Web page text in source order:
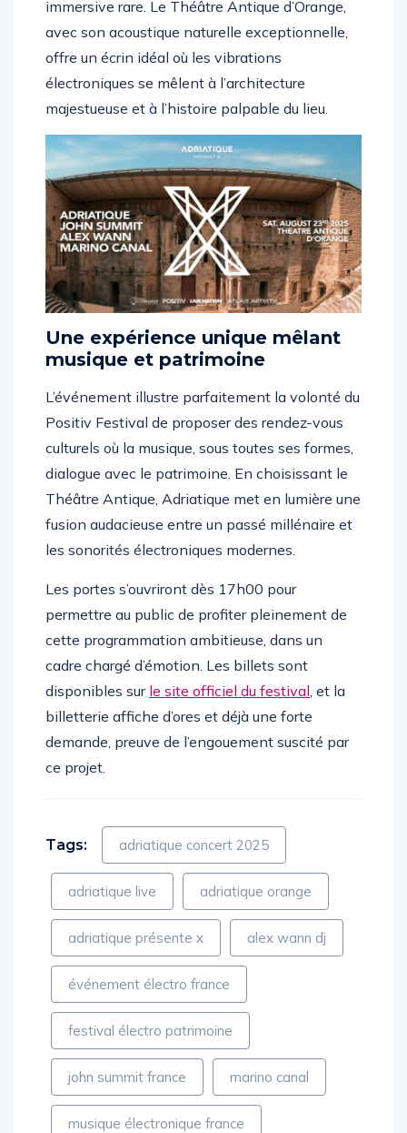
immersive rare. Le Théâtre Antique d’Orange,
avec son acoustique naturelle exceptionnelle,
offre un écrin idéal où les vibrations
électroniques se mêlent à l’architecture
Une expérience unique mêlant
L’événement illustre parfaitement la volonté du
Positiv Festival de proposer des rendez-vous
culturels où la musique, sous toutes ses formes,
dialogue avec le patrimoine. En choisissant le
Théâtre Antique, Adriatique met en lumière une
fusion audacieuse entre un passé millénaire et
Les portes s’ouvriront dès 17h00 pour
permettre au public de profiter pleinement de
cette programmation ambitieuse, dans un
cadre chargé d’émotion. Les billets sont
disponibles surle site officiel du festival, et la
billetterie affiche d’ores et déjà une forte
demande, preuve de l’engouement suscité par
adriatique concert 2025
adriatique live adriatique orange
adriatique présente x alex wann dj
événement électro france
festival électro patrimoine
john summit france marino canal